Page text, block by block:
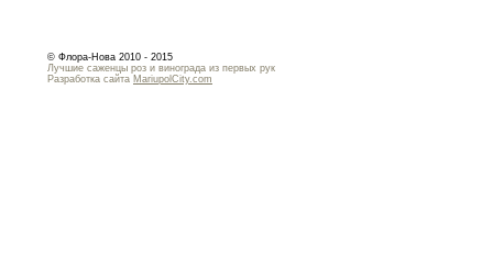
© Флора-Нова 2010 - 2015
Лучшие саженцы роз и винограда из первых рук
Разработка сайта MariupolCity.com